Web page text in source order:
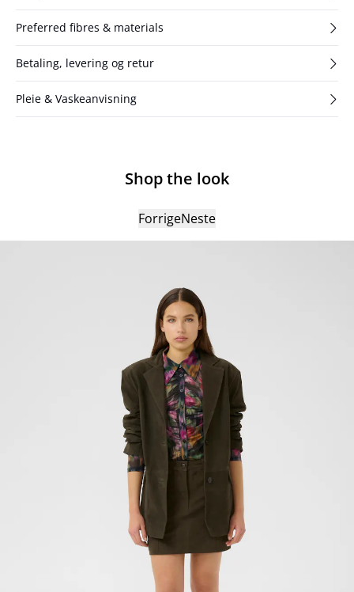
Preferred fibres & materials
Betaling, levering og retur
Pleie & Vaskeanvisning
Shop the look
ForrigeNeste